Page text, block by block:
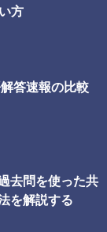
方
答速報の比較
去問を使った共
を解説する